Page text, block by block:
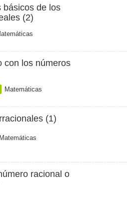
básicos de los
(2)
con los números
Matemáticas
(1)
Matemáticas
racional o